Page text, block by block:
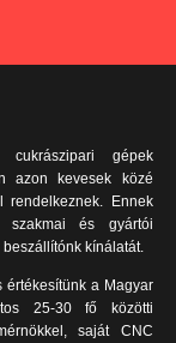
gépek
azon kevesek közé
rendelkeznek. Ennek
szakmai és gyártói
kínálatát.
értékesítünk a Magyar
25-30 fő közötti
saját CNC